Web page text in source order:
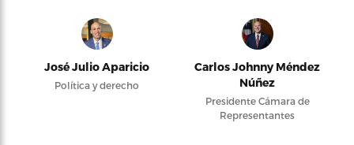
José Julio Aparicio
Política y derecho
Carlos Johnny Méndez
Núñez
Presidente Cámara de
Representantes